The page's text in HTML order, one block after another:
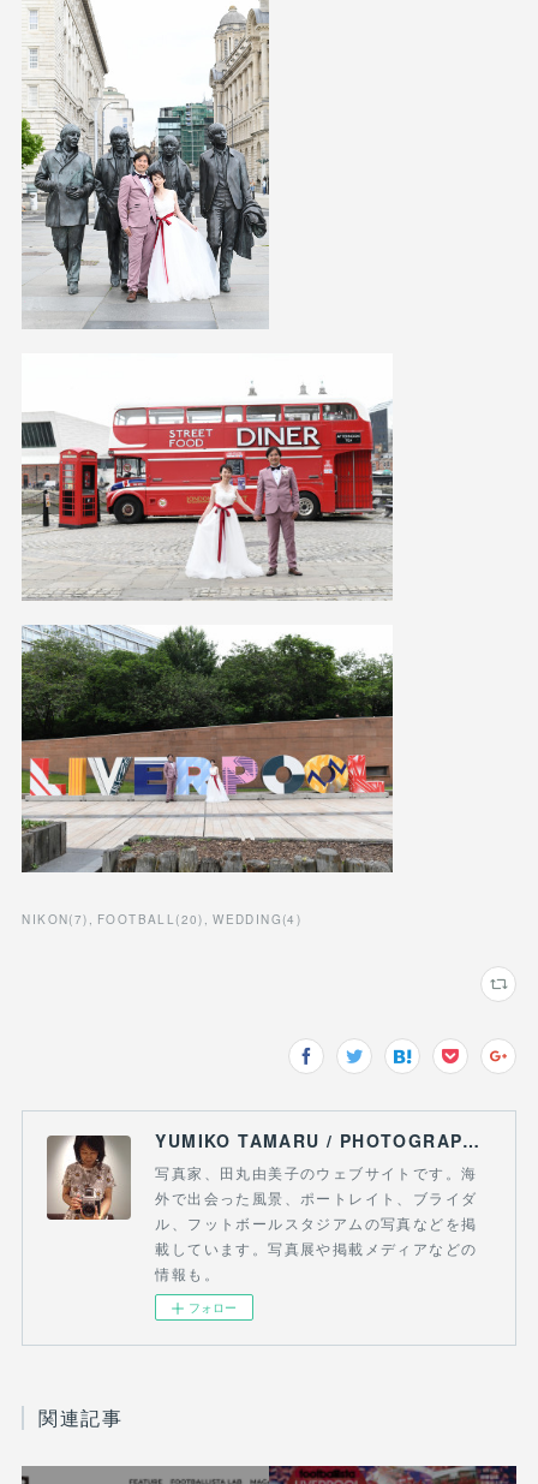
NIKON(7) FOOTBALL (20) WEDDING (4 )
YUMIKO TAMARU / PHOTOGRAPHY & FOOTBALL
写真家、田丸由美子のウェブサイトです。海
外で出会った風景、ポートレイト、ブライダ
ル、フットボールスタジアムの写真などを掲
載しています。写真展や掲載メディアなどの
情報も。
フォロー
関連記事